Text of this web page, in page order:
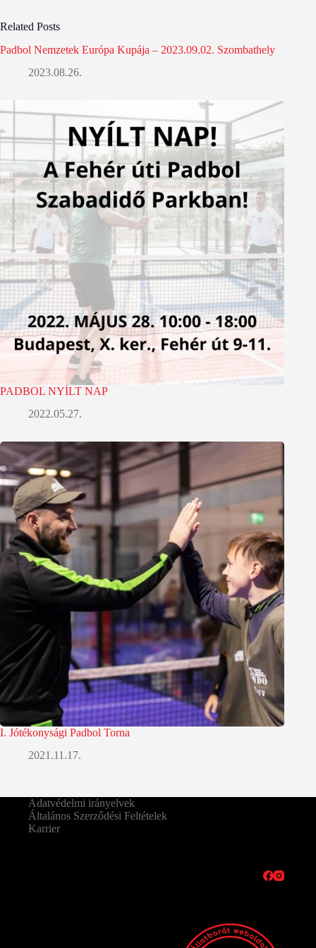
Related Posts
Padbol Nemzetek Európa Kupája – 2023.09.02. Szombathely
2023.08.26.
PADBOL NYÍLT NAP
2022.05.27.
I. Jótékonysági Padbol Torna
2021.11.17.
Adatvédelmi irányelvek
Általános Szerződési Feltételek
Karrier